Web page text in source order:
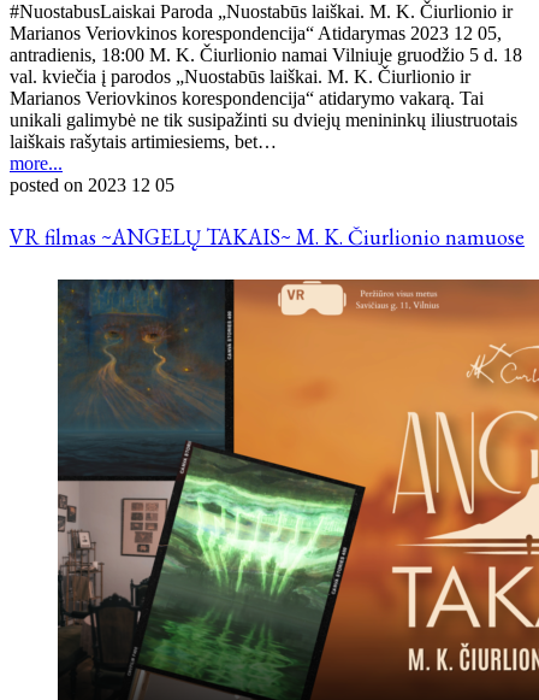
#NuostabusLaiskai Paroda „Nuostabūs laiškai. M. K. Čiurlionio ir
Marianos Veriovkinos korespondencija“ Atidarymas 2023 12 05,
antradienis, 18:00 M. K. Čiurlionio namai Vilniuje gruodžio 5 d. 18
val. kviečia į parodos „Nuostabūs laiškai. M. K. Čiurlionio ir
Marianos Veriovkinos korespondencija“ atidarymo vakarą. Tai
unikali galimybė ne tik susipažinti su dviejų menininkų iliustruotais
laiškais rašytais artimiesiems, bet…
more...
posted on 2023 12 05
VR filmas ~ANGELŲ TAKAIS~ M. K. Čiurlionio namuose